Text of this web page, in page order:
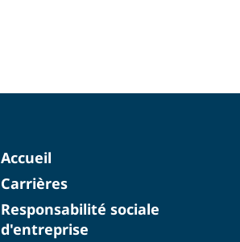
Accueil
Carrières
Responsabilité sociale
d'entreprise